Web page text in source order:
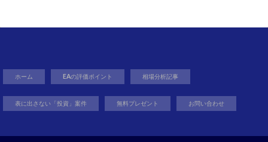
ホーム EAの評価ポイント 相場分析記事
表に出さない「投資」案件 無料プレゼント お問い合わせ